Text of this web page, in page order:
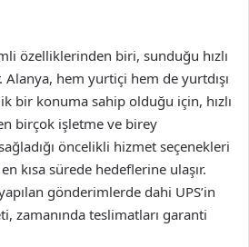
özelliklerinden biri, sunduğu hızlı
hem yurtiçi hem de yurtdışı
bir konuma sahip olduğu için, hızlı
birçok işletme ve birey
öncelikli hizmet seçenekleri
kısa sürede hedeflerine ulaşır.
gönderimlerde dahi UPS’in
zamanında teslimatları garanti